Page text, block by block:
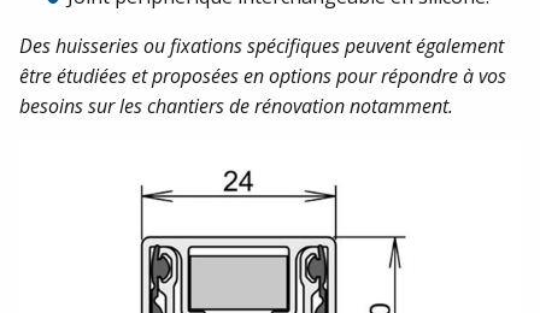
Des huisseries ou fixations spécifiques peuvent également
être étudiées et proposées en options pour répondre à vos
besoins sur les chantiers de rénovation notamment.